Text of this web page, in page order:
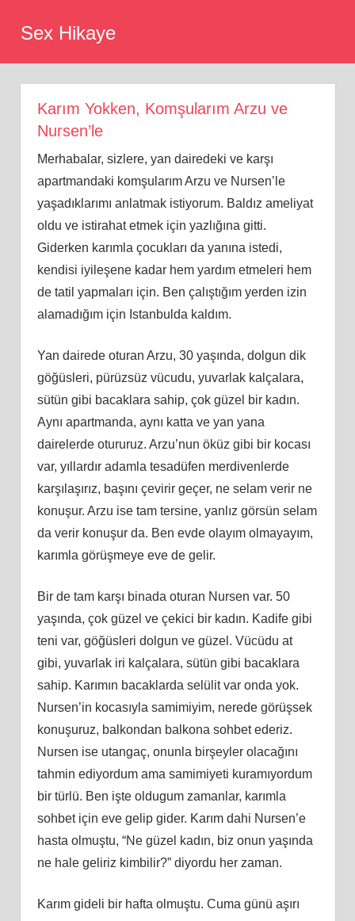
Sex Hikaye
Karım Yokken, Komşularım Arzu ve
Nursen’le
Merhabalar, sizlere, yan dairedeki ve karşı
apartmandaki komşularım Arzu ve Nursen’le
yaşadıklarımı anlatmak istiyorum. Baldız ameliyat
oldu ve istirahat etmek için yazlığına gitti.
Giderken karımla çocukları da yanına istedi,
kendisi iyileşene kadar hem yardım etmeleri hem
de tatil yapmaları için. Ben çalıştığım yerden izin
alamadığım için Istanbulda kaldım.
Yan dairede oturan Arzu, 30 yaşında, dolgun dik
göğüsleri, pürüzsüz vücudu, yuvarlak kalçalara,
sütün gibi bacaklara sahip, çok güzel bir kadın.
Aynı apartmanda, aynı katta ve yan yana
dairelerde otururuz. Arzu’nun öküz gibi bir kocası
var, yıllardır adamla tesadüfen merdivenlerde
karşılaşırız, başını çevirir geçer, ne selam verir ne
konuşur. Arzu ise tam tersine, yanlız görsün selam
da verir konuşur da. Ben evde olayım olmayayım,
karımla görüşmeye eve de gelir.
Bir de tam karşı binada oturan Nursen var. 50
yaşında, çok güzel ve çekici bir kadın. Kadife gibi
teni var, göğüsleri dolgun ve güzel. Vücüdu at
gibi, yuvarlak iri kalçalara, sütün gibi bacaklara
sahip. Karımın bacaklarda selülit var onda yok.
Nursen’in kocasıyla samimiyim, nerede görüşsek
konuşuruz, balkondan balkona sohbet ederiz.
Nursen ise utangaç, onunla birşeyler olacağını
tahmin ediyordum ama samimiyeti kuramıyordum
bir türlü. Ben işte oldugum zamanlar, karımla
sohbet için eve gelip gider. Karım dahi Nursen’e
hasta olmuştu, “Ne güzel kadın, biz onun yaşında
ne hale geliriz kimbilir?” diyordu her zaman.
Karım gideli bir hafta olmuştu. Cuma günü aşırı